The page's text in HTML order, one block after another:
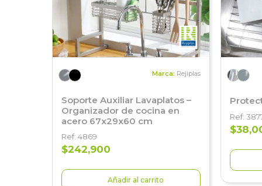
Marca: Rejiplas
Soporte Auxiliar Lavaplatos –
Organizador de cocina en
acero 67x29x60 cm
Ref: 4869
$242,900
Añadir al carrito
Ref: